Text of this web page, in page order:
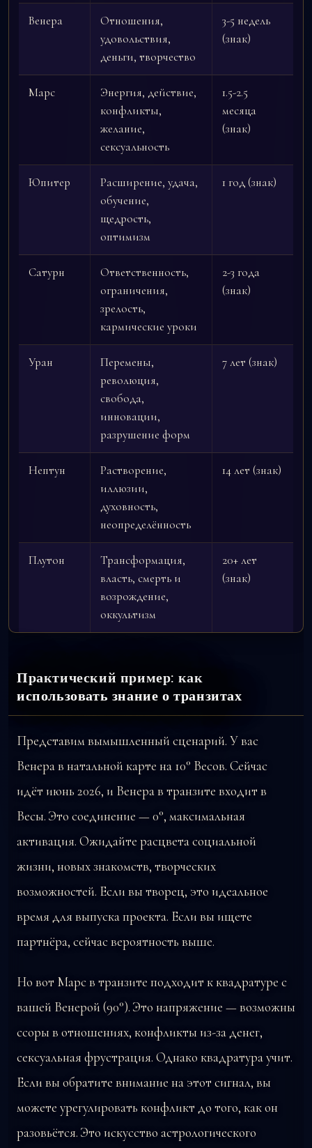
Венера
Отношения,
удовольствия,
деньги, творчество
3-5 недель
(знак)
Марс
Энергия, действие,
конфликты,
желание,
сексуальность
1.5-2.5
месяца
(знак)
Юпитер
Расширение, удача,
обучение,
щедрость,
оптимизм
1 год (знак)
Сатурн
Ответственность,
ограничения,
зрелость,
кармические уроки
2-3 года
(знак)
Уран
Перемены,
революция,
свобода,
инновации,
разрушение форм
7 лет (знак)
Нептун
Растворение,
иллюзии,
духовность,
неопределённость
14 лет (знак)
Плутон
Трансформация,
власть, смерть и
возрождение,
оккультизм
20+ лет
(знак)
Практический пример: как
использовать знание о транзитах
Представим вымышленный сценарий. У вас
Венера в натальной карте на 10° Весов. Сейчас
идёт июнь 2026, и Венера в транзите входит в
Весы. Это соединение — 0°, максимальная
активация. Ожидайте расцвета социальной
жизни, новых знакомств, творческих
возможностей. Если вы творец, это идеальное
время для выпуска проекта. Если вы ищете
партнёра, сейчас вероятность выше.
Но вот Марс в транзите подходит к квадратуре с
вашей Венерой (90°). Это напряжение — возможны
ссоры в отношениях, конфликты из-за денег,
сексуальная фрустрация. Однако квадратура учит.
Если вы обратите внимание на этот сигнал, вы
можете урегулировать конфликт до того, как он
разовьётся. Это искусство астрологического